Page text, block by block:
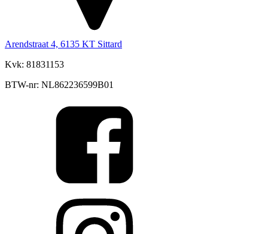
Arendstraat 4, 6135 KT Sittard
Kvk: 81831153
BTW-nr: NL862236599B01